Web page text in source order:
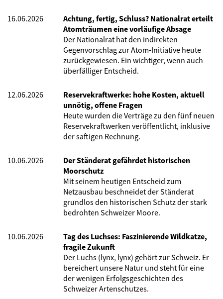
16.06.2026
Achtung, fertig, Schluss? Nationalrat erteilt
Atomträumen eine vorläufige Absage
Der Nationalrat hat den indirekten
Gegenvorschlag zur Atom-Initiative heute
zurückgewiesen. Ein wichtiger, wenn auch
überfälliger Entscheid.
12.06.2026
Reservekraftwerke: hohe Kosten, aktuell
unnötig, offene Fragen
Heute wurden die Verträge zu den fünf neuen
Reservekraftwerken veröffentlicht, inklusive
der saftigen Rechnung.
10.06.2026
Der Ständerat gefährdet historischen
Moorschutz
Mit seinem heutigen Entscheid zum
Netzausbau beschneidet der Ständerat
grundlos den historischen Schutz der stark
bedrohten Schweizer Moore.
10.06.2026
Tag des Luchses: Faszinierende Wildkatze,
fragile Zukunft
Der Luchs (lynx, lynx) gehört zur Schweiz. Er
bereichert unsere Natur und steht für eine
der wenigen Erfolgsgeschichten des
Schweizer Artenschutzes.